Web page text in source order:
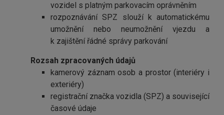
vozidel s platným parkovacím oprávněním
rozpoznávání SPZ slouží k automatickému
umožnění nebo neumožnění vjezdu a
k zajištění řádné správy parkování
Rozsah zpracovaných údajů
kamerový záznam osob a prostor (interiéry i
exteriéry)
registrační značka vozidla (SPZ) a související
časové údaje